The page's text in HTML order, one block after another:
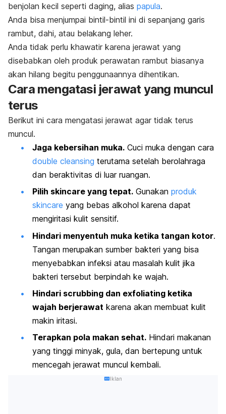
benjolan kecil seperti daging, alias papula.
Anda bisa menjumpai bintil-bintil ini di sepanjang garis
rambut, dahi, atau belakang leher.
Anda tidak perlu khawatir karena jerawat yang
disebabkan oleh produk perawatan rambut biasanya
akan hilang begitu penggunaannya dihentikan.
Cara mengatasi jerawat yang muncul
terus
Berikut ini cara mengatasi jerawat agar tidak terus
muncul.
Jaga kebersihan muka. Cuci muka dengan cara
double cleansing terutama setelah berolahraga
dan beraktivitas di luar ruangan.
Pilih skincare yang tepat. Gunakan produk
skincare yang bebas alkohol karena dapat
mengiritasi kulit sensitif.
Hindari menyentuh muka ketika tangan kotor.
Tangan merupakan sumber bakteri yang bisa
menyebabkan infeksi atau masalah kulit jika
bakteri tersebut berpindah ke wajah.
Hindari scrubbing dan exfoliating ketika
wajah berjerawat karena akan membuat kulit
makin iritasi.
Terapkan pola makan sehat. Hindari makanan
yang tinggi minyak, gula, dan bertepung untuk
mencegah jerawat muncul kembali.
Iklan